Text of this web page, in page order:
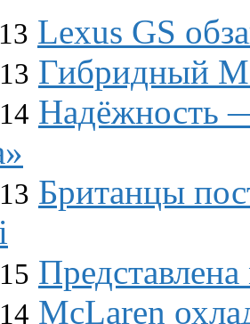
Lexus GS
Гибридный
Надёжность
Британцы
McLaren